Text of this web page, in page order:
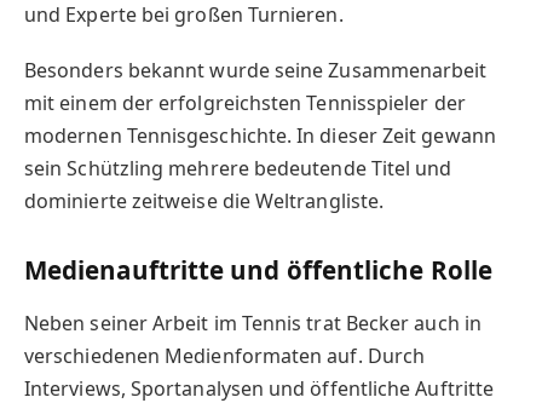
und Experte bei großen Turnieren.
Besonders bekannt wurde seine Zusammenarbeit
mit einem der erfolgreichsten Tennisspieler der
modernen Tennisgeschichte. In dieser Zeit gewann
sein Schützling mehrere bedeutende Titel und
dominierte zeitweise die Weltrangliste.
Medienauftritte und öffentliche Rolle
Neben seiner Arbeit im Tennis trat Becker auch in
verschiedenen Medienformaten auf. Durch
Interviews, Sportanalysen und öffentliche Auftritte